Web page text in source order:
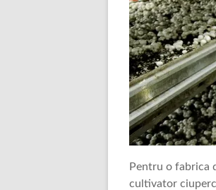
Pentru o fabrica
cultivator